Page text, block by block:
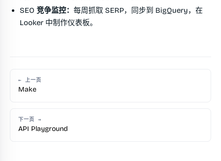
SEO 竞争监控： 每周抓取 SERP，同步到 BigQuery，在
Looker 中制作仪表板。
← 上一页
Make
下一页 →
API Playground